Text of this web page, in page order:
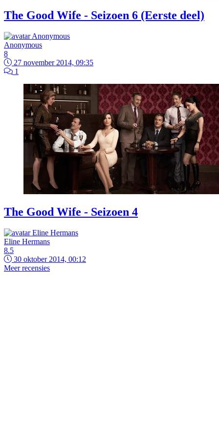
The Good Wife - Seizoen 6 (Eerste deel)
Anonymous
8
27 november 2014, 09:35
1
The Good Wife - Seizoen 4
Eline Hermans
8.5
30 oktober 2014, 00:12
Meer recensies